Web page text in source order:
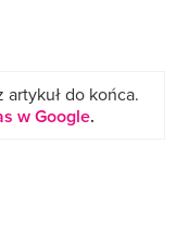
artykuł do końca.
w Google.